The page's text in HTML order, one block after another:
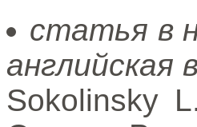
статья в
английская
Sokolinsky